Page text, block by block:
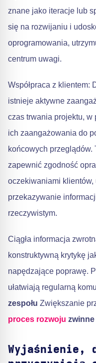
znane jako iteracje lub
się na rozwijaniu i
oprogramowania,
centrum uwagi.
Współpraca z klientem:
istnieje aktywne
czas trwania projektu,
ich zaangażowania do
końcowych przeglądów.
zapewnić zgodność
oczekiwaniami
przekazywanie
rzeczywistym.
Ciągła informacja
konstruktywną krytykę
napędzające poprawę.
ułatwiają regularną
zespołu Zwiększanie
proces rozwoju
Wyjaśnienie,